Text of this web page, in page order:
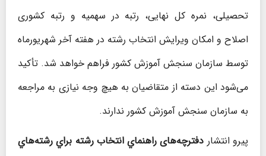
تحصیلی، نمره کل نهایی، رتبه در سهمیه و رتبه کشوری
اصلاح و امکان ویرایش انتخاب رشته در هفته آخر شهریورماه
توسط سازمان سنجش آموزش کشور فراهم خواهد شد. تأکید
می‌شود این دسته از متقاضیان به هیچ وجه نیازی به مراجعه
به سازمان سنجش آموزش کشور ندارند.
پيرو انتشار دفترچه‌های راهنماي انتخاب رشته براي رشته‌هاي